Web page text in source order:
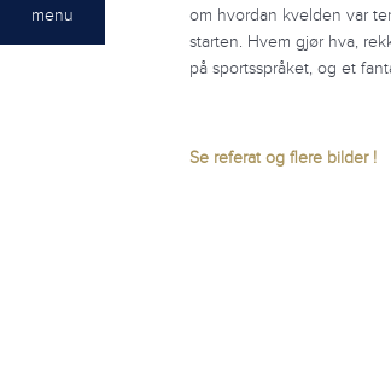
om hvordan kvelden var
starten. Hvem gjør hva,
på sportsspråket, og et
Se referat og flere bilder !
menu